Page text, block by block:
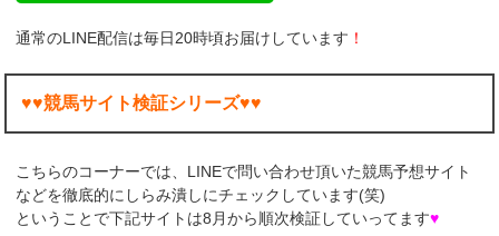
通常のLINE配信は毎日20時頃お届けしています ！
♥♥競馬サイト検証シリーズ♥♥
こちらのコーナーでは、LINEで問い合わせ頂いた競馬予想サイト
などを徹底的にしらみ潰しにチェックしています(笑)
ということで下記サイトは8月から順次検証していってます♥